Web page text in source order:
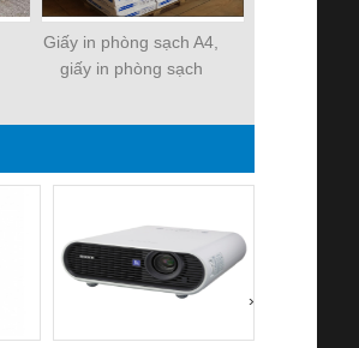
Giấy in phòng sạch A4,
giấy in phòng sạch
›